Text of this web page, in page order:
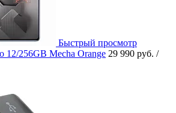
Быстрый просмотр
12/256GB Mecha Orange 29 990 руб. /